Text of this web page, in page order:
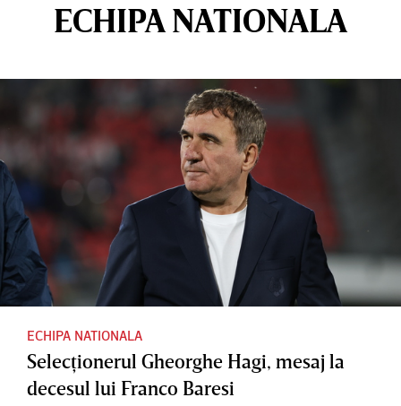
ECHIPA NATIONALA
ECHIPA NATIONALA
Selecţionerul Gheorghe Hagi, mesaj la
decesul lui Franco Baresi